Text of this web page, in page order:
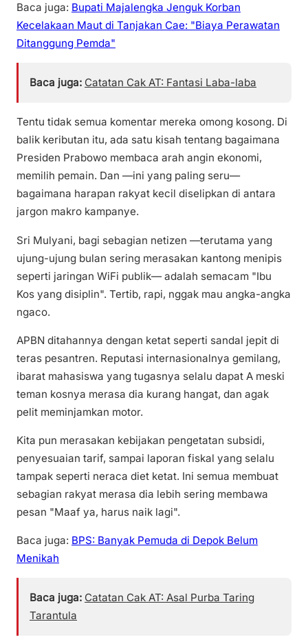
Baca juga: Bupati Majalengka Jenguk Korban
Kecelakaan Maut di Tanjakan Cae: "Biaya Perawatan
Ditanggung Pemda"
Baca juga: Catatan Cak AT: Fantasi Laba-laba
Tentu tidak semua komentar mereka omong kosong. Di
balik keributan itu, ada satu kisah tentang bagaimana
Presiden Prabowo membaca arah angin ekonomi,
memilih pemain. Dan —ini yang paling seru—
bagaimana harapan rakyat kecil diselipkan di antara
jargon makro kampanye.
Sri Mulyani, bagi sebagian netizen —terutama yang
ujung-ujung bulan sering merasakan kantong menipis
seperti jaringan WiFi publik— adalah semacam "Ibu
Kos yang disiplin". Tertib, rapi, nggak mau angka-angka
ngaco.
APBN ditahannya dengan ketat seperti sandal jepit di
teras pesantren. Reputasi internasionalnya gemilang,
ibarat mahasiswa yang tugasnya selalu dapat A meski
teman kosnya merasa dia kurang hangat, dan agak
pelit meminjamkan motor.
Kita pun merasakan kebijakan pengetatan subsidi,
penyesuaian tarif, sampai laporan fiskal yang selalu
tampak seperti neraca diet ketat. Ini semua membuat
sebagian rakyat merasa dia lebih sering membawa
pesan "Maaf ya, harus naik lagi".
Baca juga: BPS: Banyak Pemuda di Depok Belum
Menikah
Baca juga: Catatan Cak AT: Asal Purba Taring
Tarantula